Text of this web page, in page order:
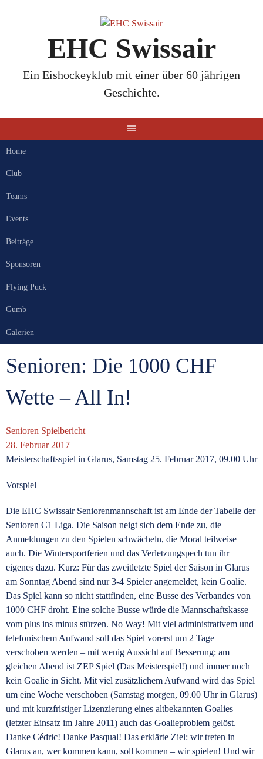
EHC Swissair
Ein Eishockeyklub mit einer über 60 jährigen
Geschichte.
Home
Club
Teams
Events
Beiträge
Sponsoren
Flying Puck
Gumb
Galerien
Senioren: Die 1000 CHF
Wette – All In!
Senioren Spielbericht
28. Februar 2017
Meisterschaftsspiel in Glarus, Samstag 25. Februar 2017, 09.00 Uhr
Vorspiel
Die EHC Swissair Seniorenmannschaft ist am Ende der Tabelle der
Senioren C1 Liga. Die Saison neigt sich dem Ende zu, die
Anmeldungen zu den Spielen schwächeln, die Moral teilweise
auch. Die Wintersportferien und das Verletzungspech tun ihr
eigenes dazu. Kurz: Für das zweitletzte Spiel der Saison in Glarus
am Sonntag Abend sind nur 3-4 Spieler angemeldet, kein Goalie.
Das Spiel kann so nicht stattfinden, eine Busse des Verbandes von
1000 CHF droht. Eine solche Busse würde die Mannschaftskasse
vom plus ins minus stürzen. No Way! Mit viel administrativem und
telefonischem Aufwand soll das Spiel vorerst um 2 Tage
verschoben werden – mit wenig Aussicht auf Besserung: am
gleichen Abend ist ZEP Spiel (Das Meisterspiel!) und immer noch
kein Goalie in Sicht. Mit viel zusätzlichem Aufwand wird das Spiel
um eine Woche verschoben (Samstag morgen, 09.00 Uhr in Glarus)
und mit kurzfristiger Lizenzierung eines altbekannten Goalies
(letzter Einsatz im Jahre 2011) auch das Goalieproblem gelöst.
Danke Cédric! Danke Pasqual! Das erklärte Ziel: wir treten in
Glarus an, wer kommen kann, soll kommen – wir spielen! Und wir